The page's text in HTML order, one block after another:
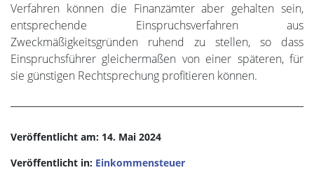
Verfahren können die Finanzämter aber gehalten sein,
entsprechende Einspruchsverfahren aus
Zweckmäßigkeitsgründen ruhend zu stellen, so dass
Einspruchsführer gleichermaßen von einer späteren, für
sie günstigen Rechtsprechung profitieren können.
Veröffentlicht am: 14. Mai 2024
Veröffentlicht in: Einkommensteuer